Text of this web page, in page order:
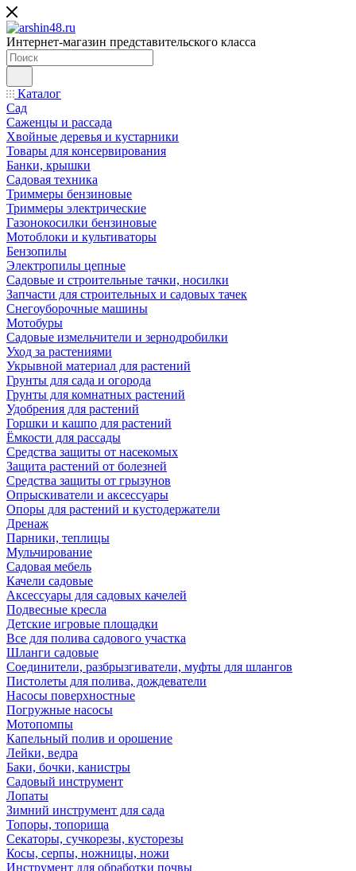
Интернет-магазин представительского класса
Каталог
Сад
Саженцы и рассада
Хвойные деревья и кустарники
Товары для консервирования
Банки, крышки
Садовая техника
Триммеры бензиновые
Триммеры электрические
Газонокосилки бензиновые
Мотоблоки и культиваторы
Бензопилы
Электропилы цепные
Садовые и строительные тачки, носилки
Запчасти для строительных и садовых тачек
Снегоуборочные машины
Мотобуры
Садовые измельчители и зернодробилки
Уход за растениями
Укрывной материал для растений
Грунты для сада и огорода
Грунты для комнатных растений
Удобрения для растений
Горшки и кашпо для растений
Ёмкости для рассады
Средства защиты от насекомых
Защита растений от болезней
Средства защиты от грызунов
Опрыскиватели и аксессуары
Опоры для растений и кустодержатели
Дренаж
Парники, теплицы
Мульчирование
Садовая мебель
Качели садовые
Аксессуары для садовых качелей
Подвесные кресла
Детские игровые площадки
Все для полива садового участка
Шланги садовые
Соединители, разбрызгиватели, муфты для шлангов
Пистолеты для полива, дождеватели
Насосы поверхностные
Погружные насосы
Мотопомпы
Капельный полив и орошение
Лейки, ведра
Баки, бочки, канистры
Садовый инструмент
Лопаты
Зимний инструмент для сада
Топоры, топорища
Секаторы, сучкорезы, кусторезы
Косы, серпы, ножницы, ножи
Инструмент для обработки почвы